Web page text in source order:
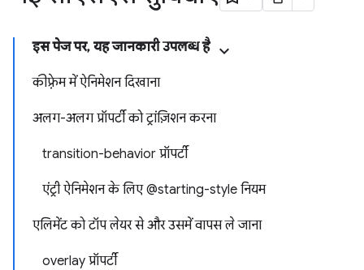
इस पेज पर, यह जानकारी उपलब्ध है
कीफ़्रेम में ऐनिमेशन दिखाना
अलग-अलग प्रॉपर्टी को ट्रांज़िशन करना
transition-behavior प्रॉपर्टी
एंट्री ऐनिमेशन के लिए @starting-style नियम
एलिमेंट को टॉप लेयर से और उसमें वापस ले जाना
overlay प्रॉपर्टी